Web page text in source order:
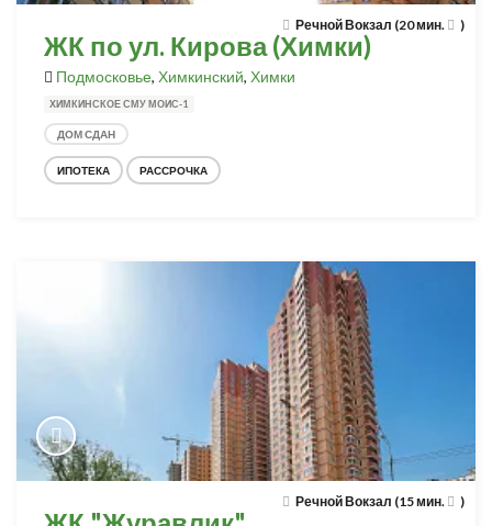
Речной Вокзал (20 мин. )
ЖК по ул. Кирова (Химки)
Подмосковье, Химкинский, Химки
ХИМКИНСКОЕ СМУ МОИС-1
ДОМ СДАН
ИПОТЕКА РАССРОЧКА
Речной Вокзал (15 мин. )